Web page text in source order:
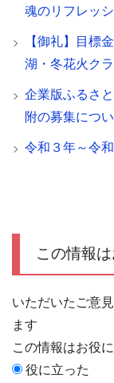
魂のリフレッ
【御礼】目標
湖・冬花火ク
企業版ふるさ
附の募集につ
令和３年～令
この情報
いただいたご意
ます
この情報はお役
役に立った